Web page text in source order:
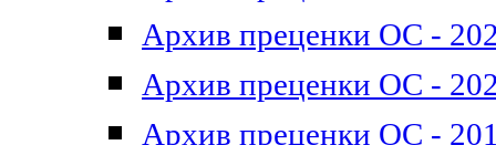
Архив преценки ОС -
Архив преценки ОС -
Архив преценки ОС -